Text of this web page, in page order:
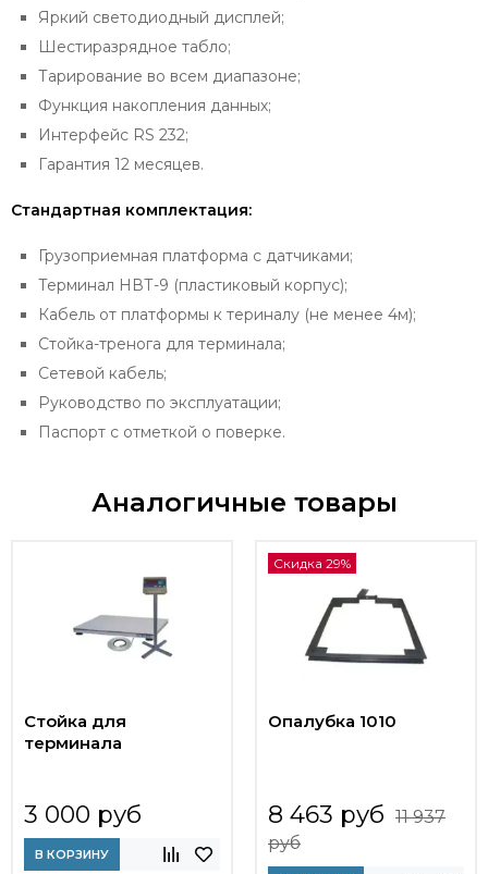
Яркий светодиодный дисплей;
Шестиразрядное табло;
Тарирование во всем диапазоне;
Функция накопления данных;
Интерфейс RS 232;
Гарантия 12 месяцев.
Стандартная комплектация:
Грузоприемная платформа с датчиками;
Терминал НВТ-9 (пластиковый корпус);
Кабель от платформы к териналу (не менее 4м);
Стойка-тренога для терминала;
Сетевой кабель;
Руководство по эксплуатации;
Паспорт с отметкой о поверке.
Аналогичные товары
Стойка для
терминала
3 000 руб
В КОРЗИНУ
Скидка 29%
Опалубка 1010
8 463 руб 11 937
руб